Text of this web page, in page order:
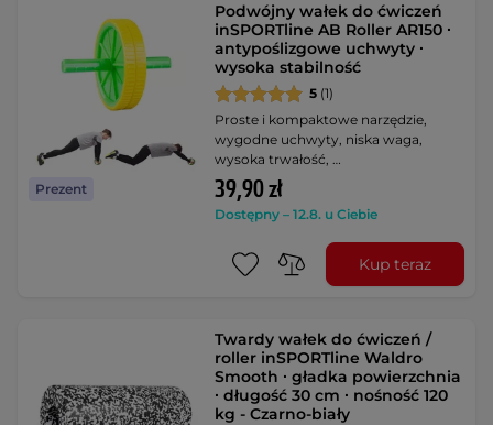
Prezent
Podwójny wałek do ćwiczeń
inSPORTline AB Roller AR150 ∙
antypoślizgowe uchwyty ∙
wysoka stabilność
5 (1)
Proste i kompaktowe narzędzie,
wygodne uchwyty, niska waga,
wysoka trwałość, …
39,90 zł
Dostępny – 12.8. u Ciebie
Kup teraz
Twardy wałek do ćwiczeń /
roller inSPORTline Waldro
Smooth ∙ gładka powierzchnia
∙ długość 30 cm ∙ nośność 120
kg - Czarno-biały